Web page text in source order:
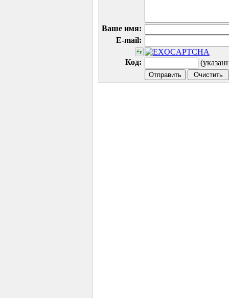
Ваше имя:
E-mail:
Код: